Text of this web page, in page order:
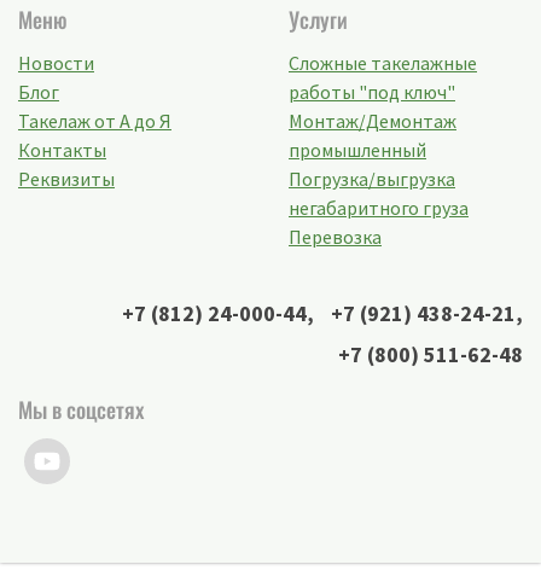
Меню
Новости
Блог
Такелаж от А до Я
Контакты
Реквизиты
Услуги
Сложные такелажные
работы "под ключ"
Монтаж/Демонтаж
промышленный
Погрузка/выгрузка
негабаритного груза
Перевозка
+7 (812) 24-000-44, +7 (921) 438-24-21,
+7 (800) 511-62-48
Мы в соцсетях